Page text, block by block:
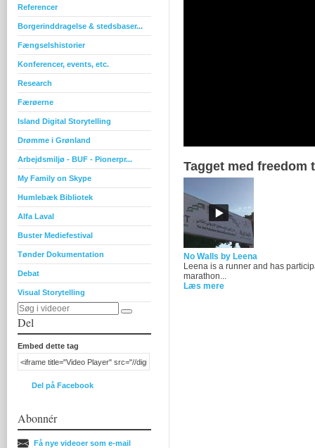
Referencer
Borgerinddragelse & stedsbaser...
Fængselshistorier
Konferencer, events, etc.
Research
Færøerne
Island Digital Storytelling
Drømme i Grønland
Arbejdsmiljø - BUF - Pionerpr...
My Family on Skype
Humlebæk Bibliotek
Alfa Laval
Buster Mediefestival
Tønder Dokumentation
Debat
Visual Storytelling
Del
Embed dette tag
Del på Facebook
Abonnér
Få nye videoer som e-mail
Tagget med freedom
No Walls by Leena
Leena is a runner and has
marathon...
Læs mere